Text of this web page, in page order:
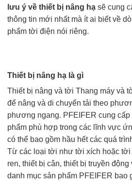
lưu ý về thiết bị nâng hạ sẽ cung
thông tin mới nhất mà ít ai biết về
phẩm tời điện nói riêng.
Thiết bị nâng hạ là gì
Thiết bị nâng và tời Thang máy và
để nâng và di chuyển tải theo
phương ngang. PFEIFER cung
phẩm phù hợp trong các lĩnh vực
có thể bao gồm hầu hết các quá
Từ các loại tời như tời xích hoặc tời
ren, thiết bị cân, thiết bị truyền
danh mục sản phẩm PFEIFER bao